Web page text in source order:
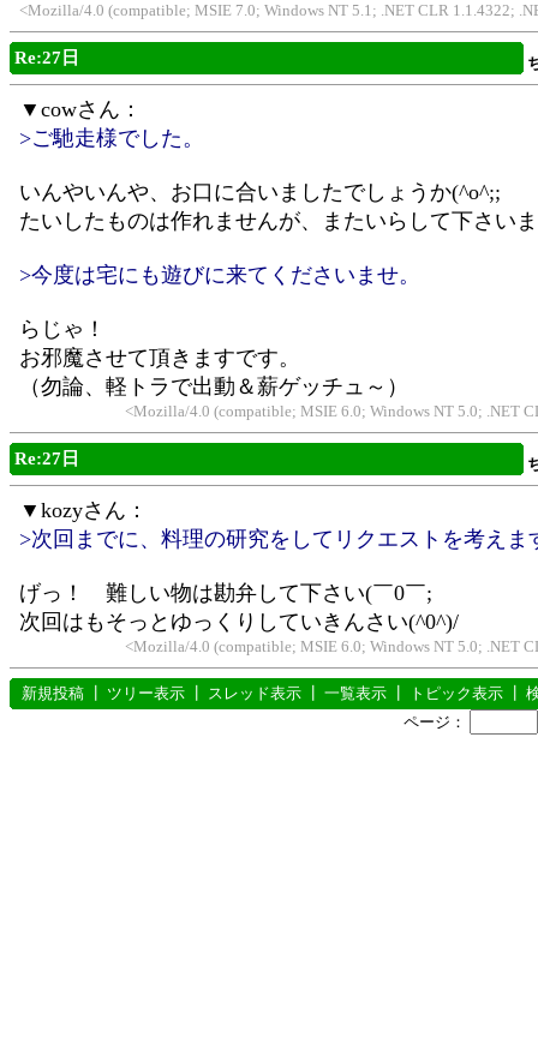
<Mozilla/4.0 (compatible; MSIE 7.0; Windows NT 5.1; .NET CLR 1.1.4322;
Re:27日
▼cowさん：
>ご馳走様でした。
いんやいんや、お口に合いましたでしょうか(^o^;;
たいしたものは作れませんが、またいらして下さい
>今度は宅にも遊びに来てくださいませ。
らじゃ！
お邪魔させて頂きますです。
（勿論、軽トラで出動＆薪ゲッチュ～）
<Mozilla/4.0 (compatible; MSIE 6.0; Windows NT 5.0; .NET
Re:27日
▼kozyさん：
>次回までに、料理の研究をしてリクエストを考えま
げっ！ 難しい物は勘弁して下さい(￣0￣;
次回はもそっとゆっくりしていきんさい(^0^)/
<Mozilla/4.0 (compatible; MSIE 6.0; Windows NT 5.0; .NET
新規投稿 ツリー表示 スレッド表示 一覧表示 トピック表示
ページ：